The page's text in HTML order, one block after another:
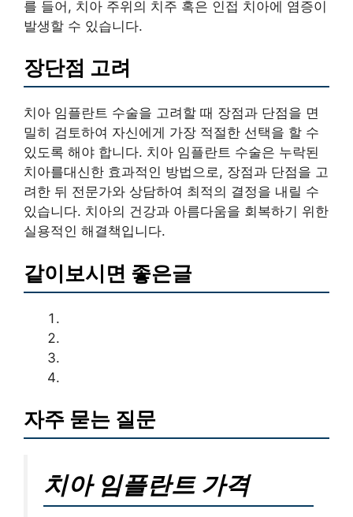
를 들어, 치아 주위의 치주 혹은 인접 치아에 염증이
발생할 수 있습니다.
장단점 고려
치아 임플란트 수술을 고려할 때 장점과 단점을 면
밀히 검토하여 자신에게 가장 적절한 선택을 할 수
있도록 해야 합니다. 치아 임플란트 수술은 누락된
치아를대신한 효과적인 방법으로, 장점과 단점을 고
려한 뒤 전문가와 상담하여 최적의 결정을 내릴 수
있습니다. 치아의 건강과 아름다움을 회복하기 위한
실용적인 해결책입니다.
같이보시면 좋은글
자주 묻는 질문
치아 임플란트 가격